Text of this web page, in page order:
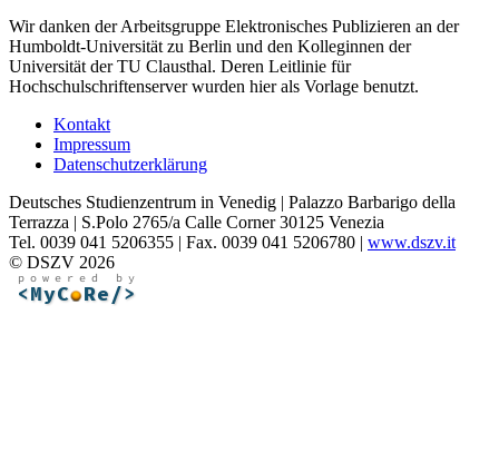
Wir danken der Arbeitsgruppe Elektronisches Publizieren an der
Humboldt-Universität zu Berlin und den Kolleginnen der
Universität der TU Clausthal. Deren Leitlinie für
Hochschulschriftenserver wurden hier als Vorlage benutzt.
Kontakt
Impressum
Datenschutzerklärung
Deutsches Studienzentrum in Venedig | Palazzo Barbarigo della
Terrazza | S.Polo 2765/a Calle Corner 30125 Venezia
Tel. 0039 041 5206355 | Fax. 0039 041 5206780 | www.dszv.it
© DSZV 2026